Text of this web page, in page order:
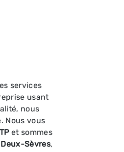
services
usant
nous
Nous vous
et sommes
Deux-Sèvres,